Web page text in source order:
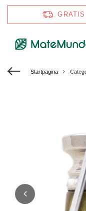
Startpagina